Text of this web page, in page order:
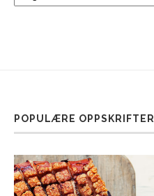
POPULÆRE OPPSKRIFTER